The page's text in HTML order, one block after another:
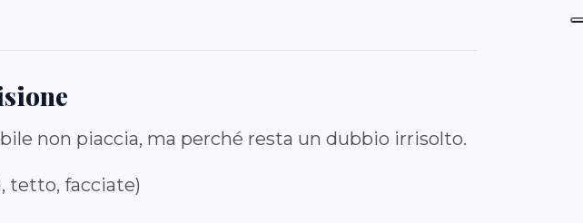
non piaccia, ma perché resta un dubbio irrisolto.
tetto, facciate)